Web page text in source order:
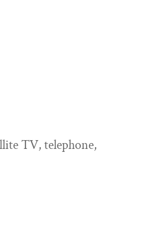
TV, telephone,